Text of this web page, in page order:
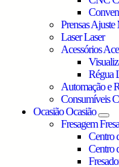
Prensas Ajuste
LaserLaser
Acessórios
Régua
Automação e
Consumíveis
OcasiãoOcasião
Fresagem
Centro
Centro